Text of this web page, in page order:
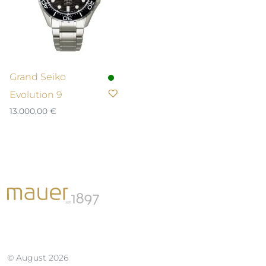
Grand Seiko
Evolution 9
13.000,00 €
© August 2026